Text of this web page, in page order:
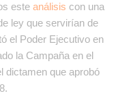
este análisis con una
ley que servirían de
el Poder Ejecutivo en
la Campaña en el
dictamen que aprobó